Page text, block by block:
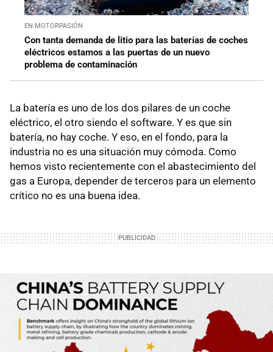
EN MOTORPASIÓN
Con tanta demanda de litio para las baterías de coches
eléctricos estamos a las puertas de un nuevo
problema de contaminación
La batería es uno de los dos pilares de un coche
eléctrico, el otro siendo el software. Y es que sin
batería, no hay coche. Y eso, en el fondo, para la
industria no es una situación muy cómoda. Como
hemos visto recientemente con el abastecimiento del
gas a Europa, depender de terceros para un elemento
crítico no es una buena idea.